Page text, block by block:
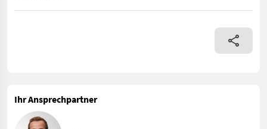
Zuidberg Frontzapfwelle - passend zu Fendt 500 SCR oder
Ihr Ansprechpartner